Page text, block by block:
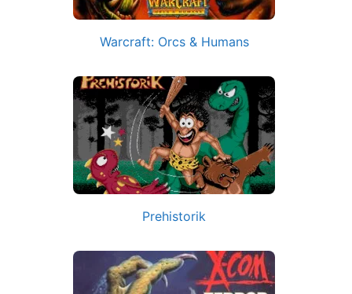
Warcraft: Orcs & Humans
Prehistorik